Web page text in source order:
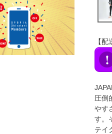
【
圧倒
やす
す。
テイ